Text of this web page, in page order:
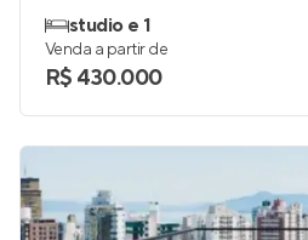
studio e 1
Venda a partir de
R$ 430.000